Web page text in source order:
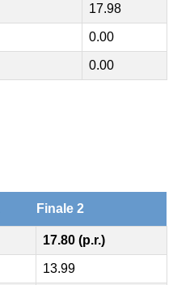
17.98
0.00
0.00
Finale 2
17.80 (p.r.)
13.99